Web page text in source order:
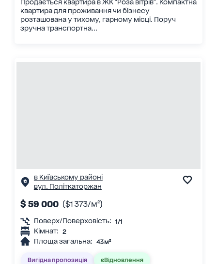
Продається квартира в ЖК "Роза вітрів". Компактна
квартира для проживання чи бізнесу
розташована у тихому, гарному місці. Поруч
зручна транспортна...
в Київському районі
вул. Політкаторжан
$ 59 000 ($1 373/м²)
Поверх/Поверховість: 1/1
Кімнат: 2
Площа загальна: 43 м²
Вигідна пропозиція єВідновлення